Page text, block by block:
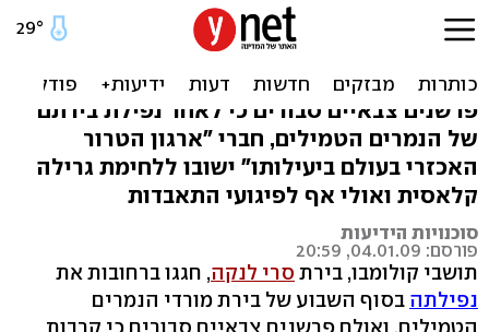
סרי לנקה: בירת המורדים
נפלה, מה צפוי כעת?
פרשנים צבאיים סבורים כי לאחר נפילת בירתם
של הנמרים הטמילים, חברי "ארגון הטרור
האכזרי בעולם ביעילותו" ישובו ללחימת גרילה
קלאסית ואולי אף לפיגועי התאבדות
סוכנויות הידיעות
פורסם: 04.01.09, 20:59
תושבי קולומבו, בירת סרי לנקה, חגגו ברחובות את
נפילתה בסוף השבוע של בירת מורדי הנמרים